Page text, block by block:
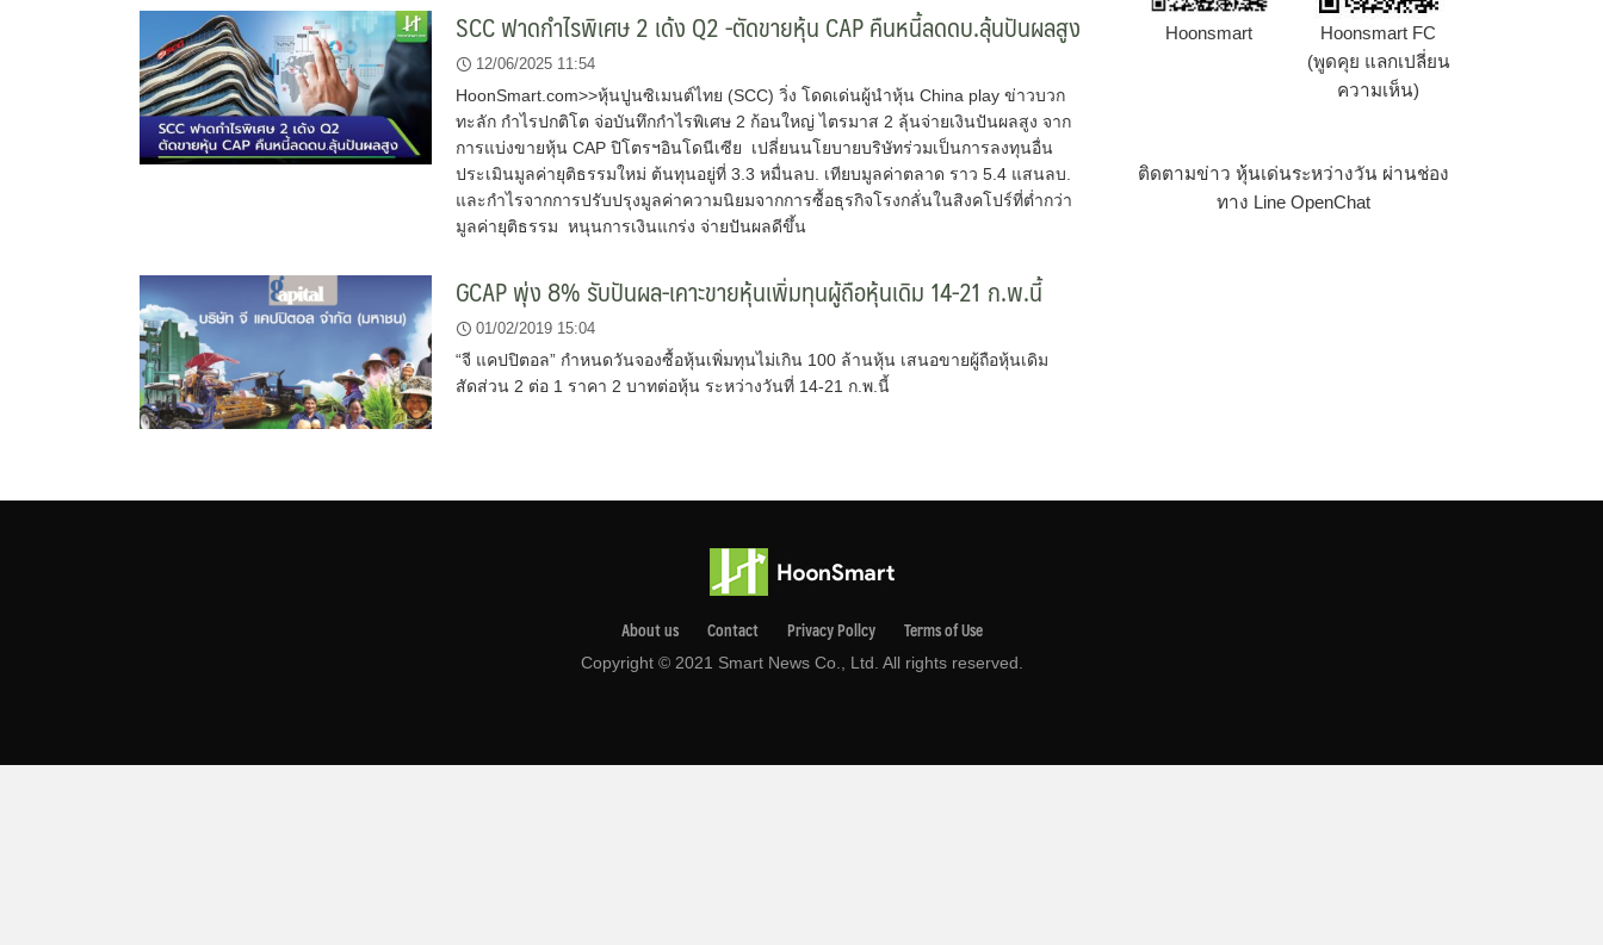
SCC ฟาดกำไรพิเศษ 2 เด้ง Q2 -ตัดขายหุ้น CAP คืนหนี้ลดดบ.ลุ้นปันผลสูง
12/06/2025 11:54
HoonSmart.com>>หุ้นปูนซิเมนต์ไทย (SCC) วิ่ง โดดเด่นผู้นำหุ้น China play ข่าวบวก
ทะลัก กำไรปกติโต จ่อบันทึกกำไรพิเศษ 2 ก้อนใหญ่ ไตรมาส 2 ลุ้นจ่ายเงินปันผลสูง จาก
การแบ่งขายหุ้น CAP ปิโตรฯอินโดนีเซีย เปลี่ยนนโยบายบริษัทร่วมเป็นการลงทุนอื่น
ประเมินมูลค่ายุติธรรมใหม่ ต้นทุนอยู่ที่ 3.3 หมื่นลบ. เทียบมูลค่าตลาด ราว 5.4 แสนลบ.
และกำไรจากการปรับปรุงมูลค่าความนิยมจากการซื้อธุรกิจโรงกลั่นในสิงคโปร์ที่ต่ำกว่า
มูลค่ายุติธรรม หนุนการเงินแกร่ง จ่ายปันผลดีขึ้น
GCAP พุ่ง 8% รับปันผล-เคาะขายหุ้นเพิ่มทุนผู้ถือหุ้นเดิม 14-21 ก.พ.นี้
01/02/2019 15:04
“จี แคปปิตอล” กำหนดวันจองซื้อหุ้นเพิ่มทุนไม่เกิน 100 ล้านหุ้น เสนอขายผู้ถือหุ้นเดิม
สัดส่วน 2 ต่อ 1 ราคา 2 บาทต่อหุ้น ระหว่างวันที่ 14-21 ก.พ.นี้
Hoonsmart
Hoonsmart FC
(พูดคุย แลกเปลี่ยน
ความเห็น)
ติดตามข่าว หุ้นเด่นระหว่างวัน ผ่านช่อง
ทาง Line OpenChat
About us Contact Privacy Pollcy Terms of Use
Copyright © 2021 Smart News Co., Ltd. All rights reserved.